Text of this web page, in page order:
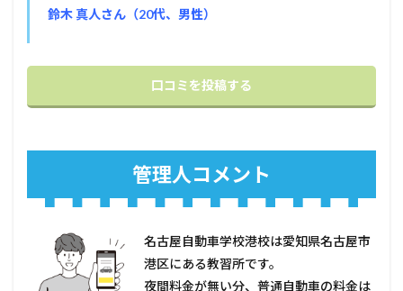
鈴木 真人さん（20代、男性）
口コミを投稿する
管理人コメント
名古屋自動車学校港校は愛知県名古屋市
港区にある教習所です。
夜間料金が無い分、普通自動車の料金は